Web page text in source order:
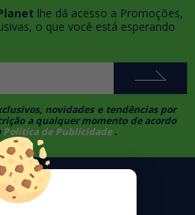
lhe dá acesso a Promoções,
o que você está esperando
novidades e tendências por
a qualquer momento de acordo
Política de Publicidade.